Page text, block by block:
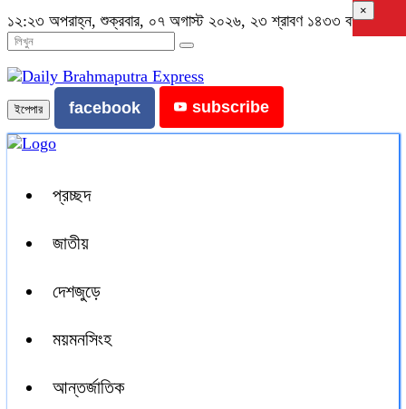
১২:২৩ অপরাহ্ন, শুক্রবার, ০৭ অগাস্ট ২০২৬, ২৩ শ্রাবণ ১৪৩৩ বঙ্গাব্দ
ইপেপার facebook subscribe
প্রচ্ছদ
জাতীয়
দেশজুড়ে
ময়মনসিংহ
আন্তর্জাতিক
×